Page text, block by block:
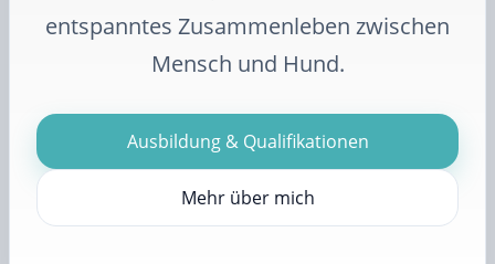
entspanntes Zusammenleben zwischen
Mensch und Hund.
Ausbildung & Qualifikationen
Mehr über mich